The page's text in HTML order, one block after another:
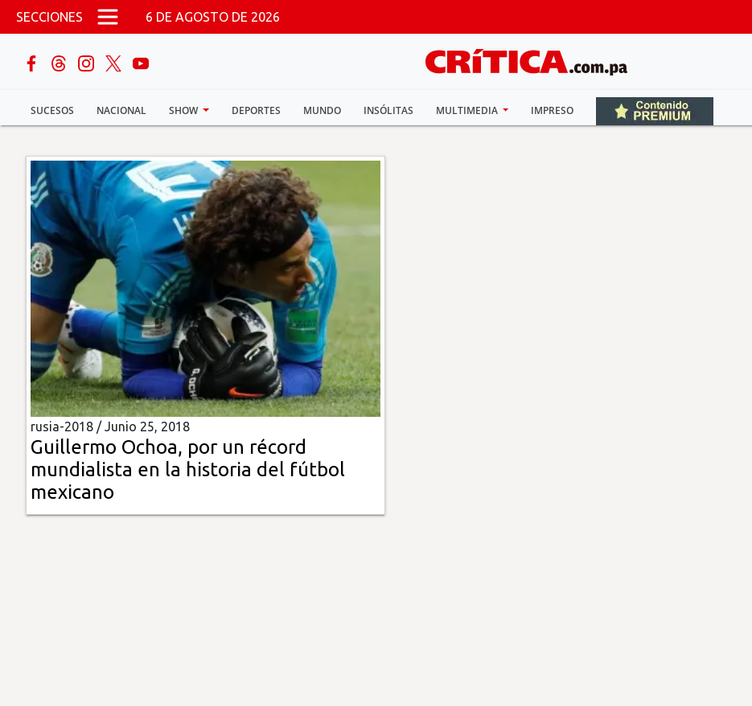
Pasar al contenido principal
SECCIONES 6 DE AGOSTO DE 2026
SUCESOS NACIONAL SHOW DEPORTES MUNDO INSÓLITAS MULTIMEDIA IMPRESO
buscar
Sucesos
Nacional
Política
Show
Deportes
Mundo
Insólitas
Multimedia
Impreso
rusia-2018 /Junio 25, 2018
Guillermo Ochoa, por un récord
mundialista en la historia del fútbol
mexicano